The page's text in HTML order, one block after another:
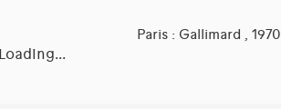
Paris : Gallimard , 1970